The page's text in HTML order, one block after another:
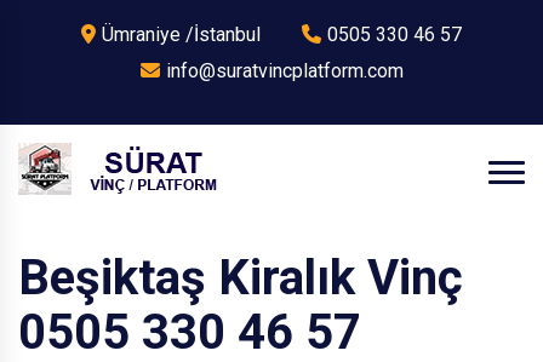
Ümraniye /İstanbul
0505 330 46 57
info@suratvincplatform.com
Beşiktaş Kiralık Vinç
0505 330 46 57